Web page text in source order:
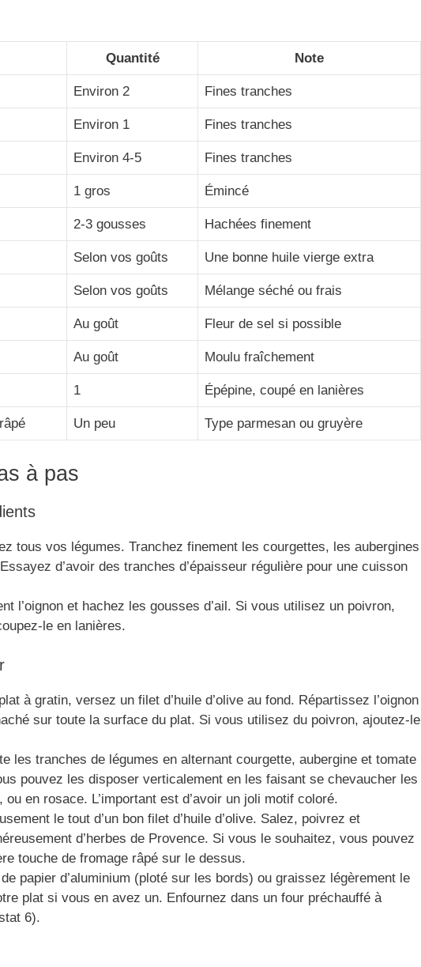
Quantité Note
Environ 2 Fines tranches
Environ 1 Fines tranches
Environ 4-5 Fines tranches
1 gros Émincé
2-3 gousses Hachées finement
Selon vos goûts Une bonne huile vierge extra
Selon vos goûts Mélange séché ou frais
Au goût Fleur de sel si possible
Au goût Moulu fraîchement
1 Épépine, coupé en lanières
Un peu Type parmesan ou gruyère
à pas
tous vos légumes. Tranchez finement les courgettes, les aubergines
d’avoir des tranches d’épaisseur régulière pour une cuisson
l’oignon et hachez les gousses d’ail. Si vous utilisez un poivron,
le en lanières.
à gratin, versez un filet d’huile d’olive au fond. Répartissez l’oignon
sur toute la surface du plat. Si vous utilisez du poivron, ajoutez-le
les tranches de légumes en alternant courgette, aubergine et tomate
pouvez les disposer verticalement en les faisant se chevaucher les
ou en rosace. L’important est d’avoir un joli motif coloré.
le tout d’un bon filet d’huile d’olive. Salez, poivrez et
d’herbes de Provence. Si vous le souhaitez, vous pouvez
touche de fromage râpé sur le dessus.
papier d’aluminium (ploté sur les bords) ou graissez légèrement le
plat si vous en avez un. Enfournez dans un four préchauffé à
6).